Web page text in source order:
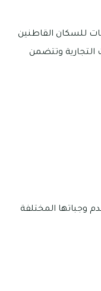
للسكان القاطنين
التجارية وتتضمن
وجباتها المختلفة